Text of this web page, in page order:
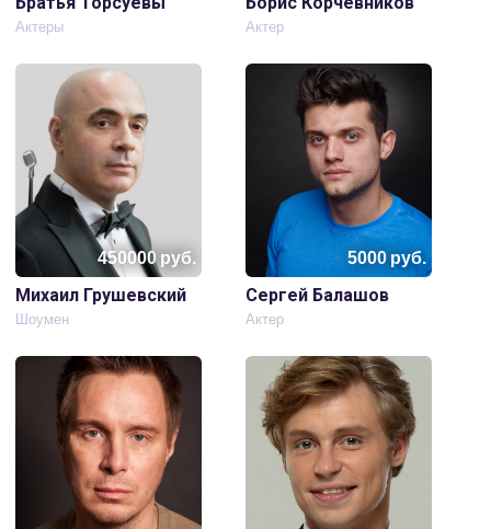
Актеры Актер
450000руб.
Михаил Грушевский
Шоумен
5000руб.
Сергей Балашов
Актер